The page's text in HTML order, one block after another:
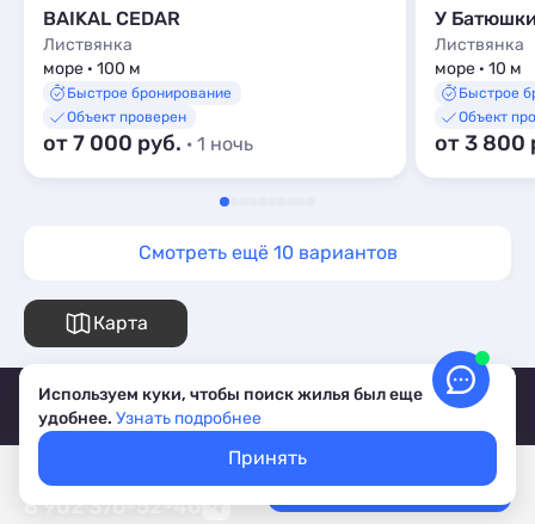
BAIKAL CEDAR
Листвянка
море · 100 м
Быстрое бронирование
Объект проверен
от 7 000 руб. · 1 ночь
У
Листвянка
море · 10 м
Быстрое
Объект
от 3 800
Смотреть ещё 10 вариантов
Карта
Покажем свободное жилье
Выбрать даты
Техподдержка отелей
8 902 376-52-40
Используем куки, чтобы поиск жилья был еще
удобнее. Узнать подробнее
Принять